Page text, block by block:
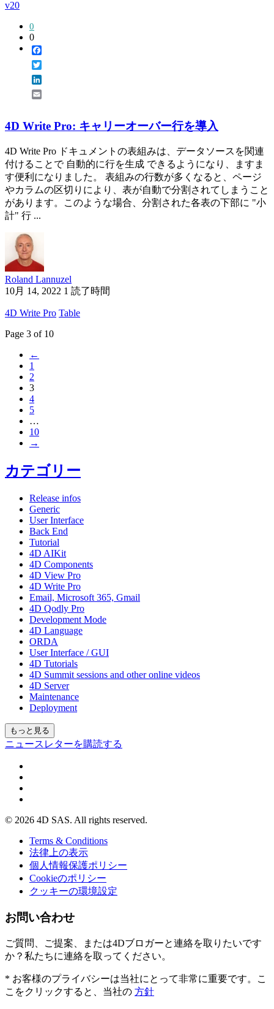
v20
0
0
4D Write Pro: キャリーオーバー行を導入
4D Write Pro ドキュメントの表組みは、データソースを関連
付けることで 自動的に行を生成 できるようになり、ますま
す便利になりました。 表組みの行数が多くなると、ページ
やカラムの区切りにより、表が自動で分割されてしまうこと
があります。このような場合、分割された各表の下部に "小
計" 行 ...
Roland Lannuzel
10月 14, 2022 1 読了時間
4D Write Pro Table
Page 3 of 10
←
1
2
3
4
5
…
10
→
カテゴリー
Release infos
Generic
User Interface
Back End
Tutorial
4D AIKit
4D Components
4D View Pro
4D Write Pro
Email, Microsoft 365, Gmail
4D Qodly Pro
Development Mode
4D Language
ORDA
User Interface / GUI
4D Tutorials
4D Summit sessions and other online videos
4D Server
Maintenance
Deployment
もっと見る
ニュースレターを購読する
© 2026 4D SAS. All rights reserved.
Terms & Conditions
法律上の表示
個人情報保護ポリシー
Cookieのポリシー
クッキーの環境設定
お問い合わせ
ご質問、ご提案、または4Dブロガーと連絡を取りたいです
か？私たちに連絡を取ってください。
* お客様のプライバシーは当社にとって非常に重要です。こ
こをクリックすると、当社の 方針